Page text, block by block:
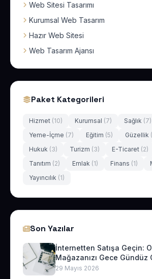
Web Sitesi Tasarımı
Kurumsal Web Tasarım
Hazır Web Sitesi
Web Tasarım Ajansı
Paket Kategorileri
Hizmet (10) Kurumsal (7) Sağlık (7)
Yeme-İçme (7) Eğitim (5) Güzellik
Hukuk (3) Turizm (3) E-Ticaret (2)
Tanıtım (2) Emlak (1) Finans (1)
Yayıncılık (1)
Son Yazılar
İnternetten Satışa Geçin:
Mağazanızı Gece Gündüz
29 Mayıs 2026